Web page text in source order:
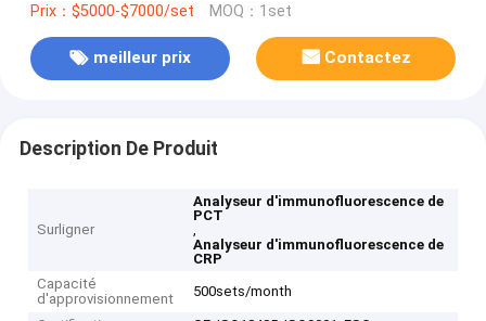
Prix：$5000-$7000/set MOQ：1set
meilleur prix Contactez
Description De Produit
Surligner
Analyseur d'immunofluorescence de
PCT
,
Analyseur d'immunofluorescence de
CRP
Capacité
d'approvisionnement
500sets/month